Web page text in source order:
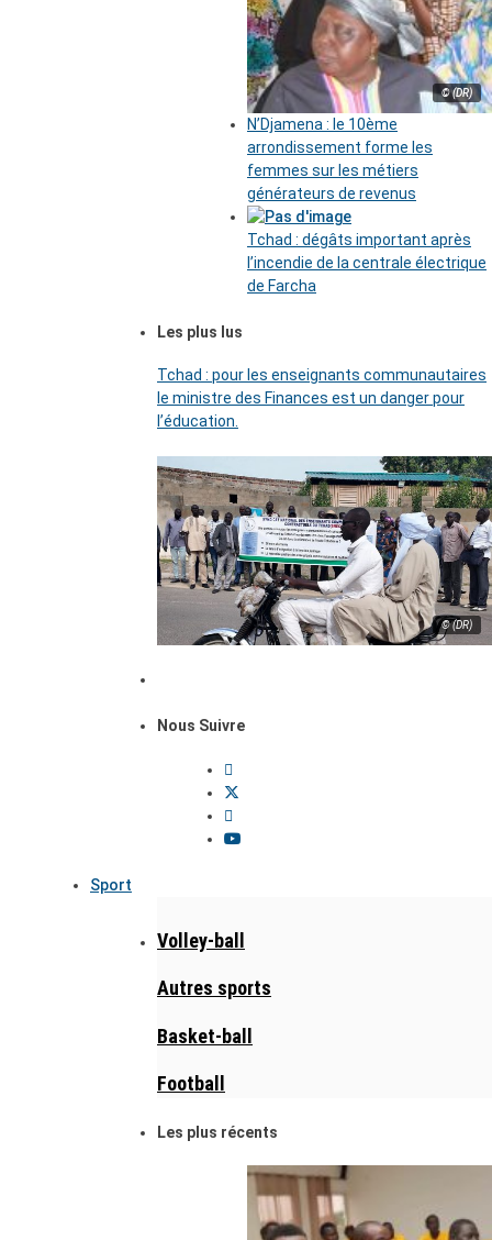
© (DR)
N’Djamena : le 10ème
arrondissement forme les
femmes sur les métiers
générateurs de revenus
Tchad : dégâts important après
l’incendie de la centrale électrique
de Farcha
Les plus lus
Tchad : pour les enseignants communautaires
le ministre des Finances est un danger pour
l’éducation.
© (DR)
Nous Suivre
Sport
Volley-ball
Autres sports
Basket-ball
Football
Les plus récents